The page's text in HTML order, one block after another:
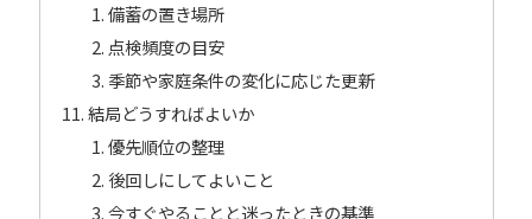
備蓄の置き場所
点検頻度の目安
季節や家庭条件の変化に応じた更新
結局どうすればよいか
優先順位の整理
後回しにしてよいこと
今すぐやることと迷ったときの基準